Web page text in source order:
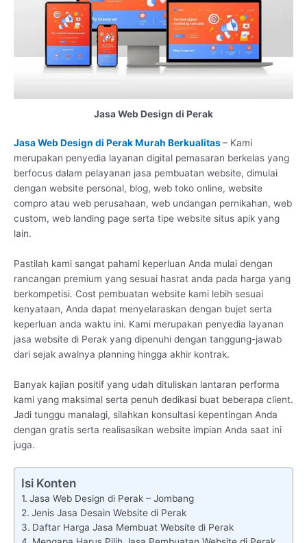
Jasa Web Design di Perak
Jasa Web Design di Perak Murah Berkualitas– Kami
merupakan penyedia layanan digital pemasaran berkelas yang
berfocus dalam pelayanan jasa pembuatan website, dimulai
dengan website personal, blog, web toko online, website
compro atau web perusahaan, web undangan pernikahan, web
custom, web landing page serta tipe website situs apik yang
lain.
Pastilah kami sangat pahami keperluan Anda mulai dengan
rancangan premium yang sesuai hasrat anda pada harga yang
berkompetisi. Cost pembuatan website kami lebih sesuai
kenyataan, Anda dapat menyelaraskan dengan bujet serta
keperluan anda waktu ini. Kami merupakan penyedia layanan
jasa website di Perak yang dipenuhi dengan tanggung-jawab
dari sejak awalnya planning hingga akhir kontrak.
Banyak kajian positif yang udah dituliskan lantaran performa
kami yang maksimal serta penuh dedikasi buat beberapa client.
Jadi tunggu manalagi, silahkan konsultasi kepentingan Anda
dengan gratis serta realisasikan website impian Anda saat ini
juga.
Isi Konten
Jasa Web Design di Perak – Jombang
Jenis Jasa Desain Website di Perak
Daftar Harga Jasa Membuat Website di Perak